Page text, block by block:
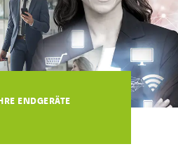
ENDGERÄTE